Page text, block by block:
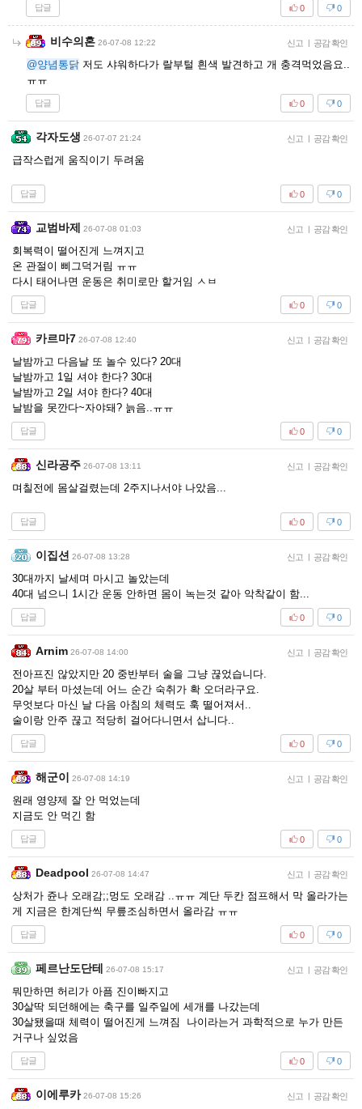
답글 0
0
비수의혼 26-07-08 12:22 신고 공감 확인
@양념통닭 저도 샤워하다가 랄부털 흰색 발견하고 개 충격먹었음요..
ㅠㅠ
답글 0
0
각자도생 26-07-07 21:24 신고 공감 확인
급작스럽게 움직이기 두려움
답글 0
0
교범바제 26-07-08 01:03 신고 공감 확인
회복력이 떨어진게 느껴지고
온 관절이 삐그덕거림 ㅠㅠ
다시 태어나면 운동은 취미로만 할거임 ㅅㅂ
답글 0
0
카르마7 26-07-08 12:40 신고 공감 확인
날밤까고 다음날 또 놀수 있다? 20대
날밤까고 1일 셔야 한다? 30대
날밤까고 2일 셔야 한다? 40대
날밤을 못깐다~자야돼? 늙음..ㅠㅠ
답글 0
0
신라공주 26-07-08 13:11 신고 공감 확인
며칠전에 몸살걸렸는데 2주지나서야 나았음...
답글 0
0
이집션 26-07-08 13:28 신고 공감 확인
30대까지 날세며 마시고 놀았는데
40대 넘으니 1시간 운동 안하면 몸이 녹는것 같아 악착같이 함...
답글 0
0
Arnim 26-07-08 14:00 신고 공감 확인
전아프진 않았지만 20 중반부터 술을 그냥 끊었습니다.
20살 부터 마셨는데 어느 순간 숙취가 확 오더라구요.
무엇보다 마신 날 다음 아침의 체력도 훅 떨어져서..
술이랑 안주 끊고 적당히 걸어다니면서 삽니다..
답글 0
0
해군이 26-07-08 14:19 신고 공감 확인
원래 영양제 잘 안 먹었는데
지금도 안 먹긴 함
답글 0
0
Deadpool 26-07-08 14:47 신고 공감 확인
상처가 쥰나 오래감;;멍도 오래감 ..ㅠㅠ 계단 두칸 점프해서 막 올라가는
게 지금은 한계단씩 무릎조심하면서 올라감 ㅠㅠ
답글 0
0
페르난도단테 26-07-08 15:17 신고 공감 확인
뭐만하면 허리가 아픔 진이빠지고
30살딱 되던해에는 축구를 일주일에 세개를 나갔는데
30살됐을때 체력이 떨어진게 느껴짐 나이라는거 과학적으로 누가 만든
거구나 싶었음
답글 0
0
이에루카 26-07-08 15:26 신고 공감 확인